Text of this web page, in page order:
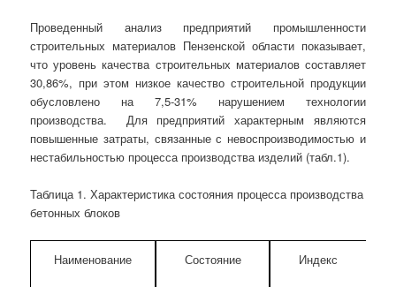
Проведенный анализ предприятий промышленности
строительных материалов Пензенской области показывает,
что уровень качества строительных материалов со­став­ляет
30,86%, при этом низкое качество строительной продукции
обусловлено на 7,5-31% нарушением технологии
производства. Для предприятий харак­терным являются
повышенные затраты, связанные с невоспроизводимостью и
неста­бильностью процесса производства изделий (табл.1).
Таблица 1. Характеристика состояния процесса производства
бетонных блоков
Наименование Состояние Индекс